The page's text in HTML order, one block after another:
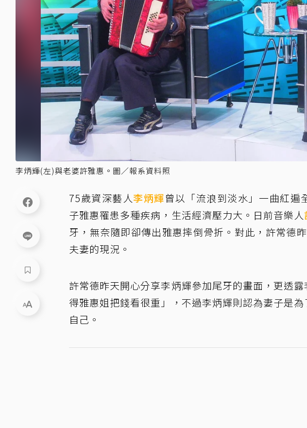
李炳輝(左)與老婆許雅惠。圖／報系資料照
75歲資深藝人李炳輝曾以「流浪到淡水」一曲紅遍
子雅惠罹患多種疾病，生活經濟壓力大。日前音樂人
牙，無奈隨即卻傳出雅惠摔倒骨折。對此，許常德
夫妻的現況。
許常德昨天開心分享李炳輝參加尾牙的畫面，更透
得雅惠姐把錢看很重」，不過李炳輝則認為妻子是
自己。